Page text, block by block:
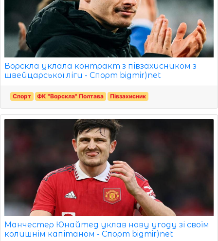
Ворскла уклала контракт з півзахисником з
швейцарської ліги - Спорт bigmir)net
Спорт ФК "Ворскла" Полтава Півзахисник
Манчестер Юнайтед уклав нову угоду зі своїм
колишнім капітаном - Спорт bigmir)net